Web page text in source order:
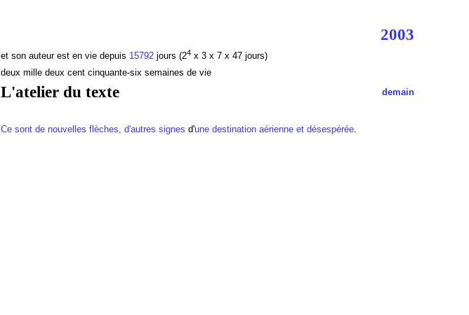
2003
et son auteur est en vie depuis 15792jours (24x 3 x 7 x 47 jours)
deux mille deux cent cinquante-six semaines de vie
L'atelier du texte demain
Ce sont de nouvelles flèches, d'autres signes d'une destination aérienne et désespérée.